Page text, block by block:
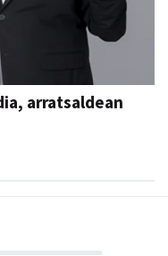
arratsaldean